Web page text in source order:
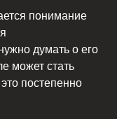
понимание
думать о его
может стать
постепенно